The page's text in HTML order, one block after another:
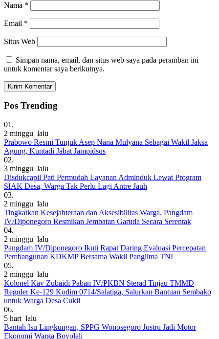
Nama *
Email *
Situs Web
Simpan nama, email, dan situs web saya pada peramban ini
untuk komentar saya berikutnya.
Pos Trending
01.
2 minggu lalu
Prabowo Resmi Tunjuk Asep Nana Mulyana Sebagai Wakil Jaksa
Agung, Kuntadi Jabat Jampidsus
02.
3 minggu lalu
Disdukcapil Pati Permudah Layanan Adminduk Lewat Program
SIAK Desa, Warga Tak Perlu Lagi Antre Jauh
03.
2 minggu lalu
Tingkatkan Kesejahteraan dan Aksesibilitas Warga, Pangdam
IV/Diponegoro Resmikan Jembatan Garuda Secara Serentak
04.
2 minggu lalu
Pangdam IV/Diponegoro Ikuti Rapat Daring Evaluasi Percepatan
Pembangunan KDKMP Bersama Wakil Panglima TNI
05.
2 minggu lalu
Kolonel Kav Zubaidi Paban IV/PKBN Sterad Tinjau TMMD
Reguler Ke-129 Kodim 0714/Salatiga, Salurkan Bantuan Sembako
untuk Warga Desa Cukil
06.
5 hari lalu
Bantah Isu Lingkungan, SPPG Wonosegoro Justru Jadi Motor
Ekonomi Warga Boyolali